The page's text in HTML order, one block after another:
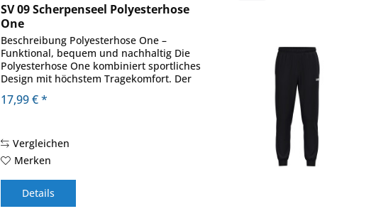
SV 09 Scherpenseel Polyesterhose
One
Beschreibung Polyesterhose One –
Funktional, bequem und nachhaltig Die
Polyesterhose One kombiniert sportliches
Design mit höchstem Tragekomfort. Der
Ripp sorgt für eine perfekte Passform
17,99 € *
Vergleichen
Merken
Details